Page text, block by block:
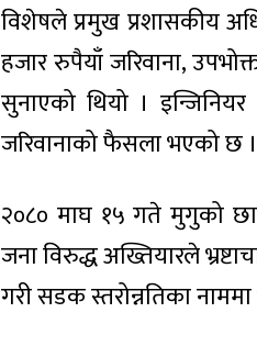
विशेषले प्रमुख प्रशासकीय
हजार रुपैयाँ जरिवाना,
सुनाएको थियो ।
जरिवानाको फैसला भएको छ ।
२०८० माघ १५ गते मुगुको
जना विरुद्ध अख्तियारले
गरी सडक स्तरोन्नतिका नाममा